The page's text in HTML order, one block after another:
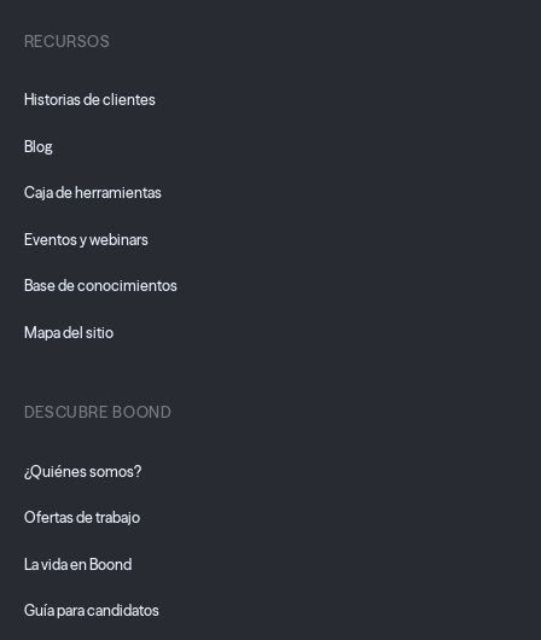
RECURSOS
Historias de clientes
Blog
Caja de herramientas
Eventos y webinars
Base de conocimientos
Mapa del sitio
DESCUBRE BOOND
¿Quiénes somos?
Ofertas de trabajo
La vida en Boond
Guía para candidatos